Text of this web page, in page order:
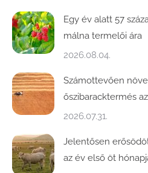
Egy év alatt 57
málna termelői ára
2026.08.04.
Számottevően
őszibaracktermés
2026.07.31.
Jelentősen
az év első öt